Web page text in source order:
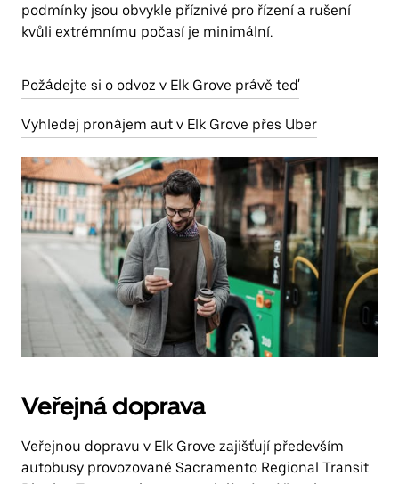
podmínky jsou obvykle příznivé pro řízení a rušení
kvůli extrémnímu počasí je minimální.
Požádejte si o odvoz v Elk Grove právě teď
Vyhledej pronájem aut v Elk Grove přes Uber
Veřejná doprava
Veřejnou dopravu v Elk Grove zajišťují především
autobusy provozované Sacramento Regional Transit